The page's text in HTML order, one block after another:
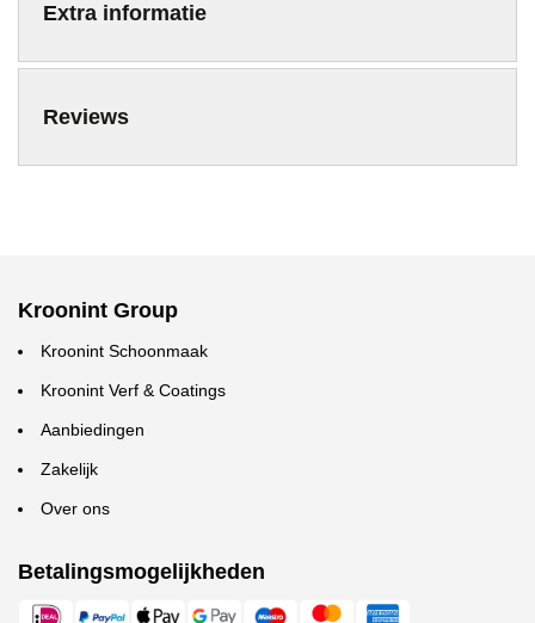
Extra informatie
Reviews
Kroonint Group
Kroonint Schoonmaak
Kroonint Verf & Coatings
Aanbiedingen
Zakelijk
Over ons
Betalingsmogelijkheden